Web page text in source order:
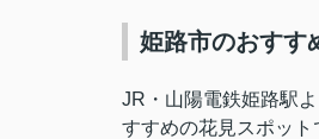
姫路市のおす
JR・山陽電鉄姫路駅
すすめの花見スポット